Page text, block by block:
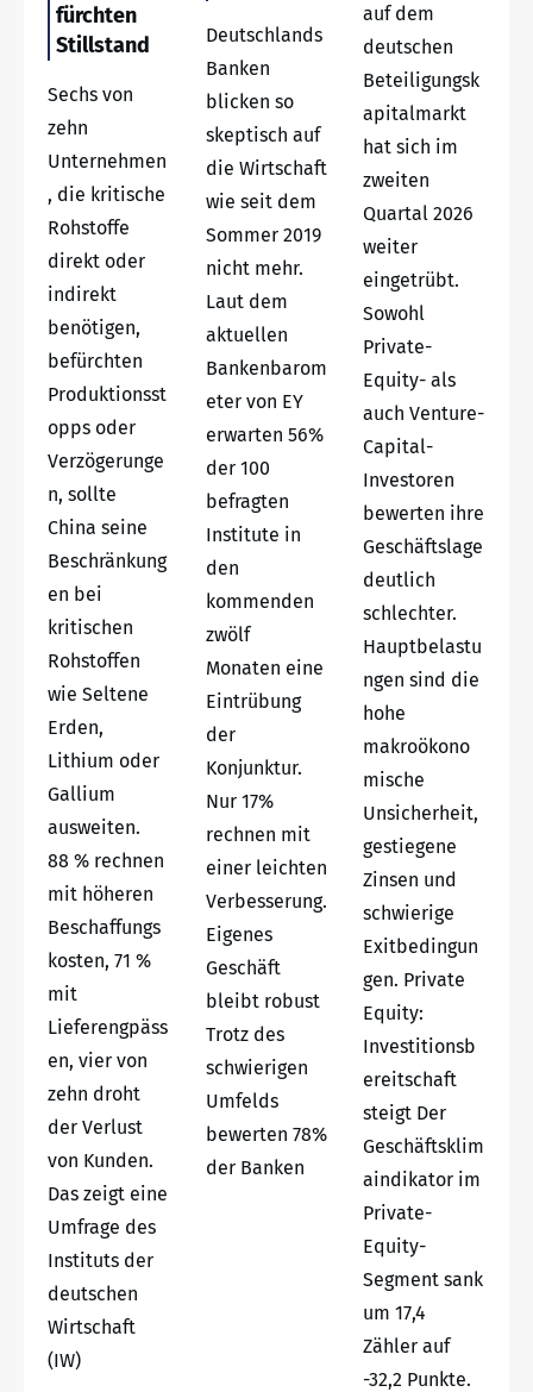
fürchten
Stillstand
Sechs von
zehn
Unternehmen
, die kritische
Rohstoffe
direkt oder
indirekt
benötigen,
befürchten
Produktionsst
opps oder
Verzögerunge
n, sollte
China seine
Beschränkung
en bei
kritischen
Rohstoffen
wie Seltene
Erden,
Lithium oder
Gallium
ausweiten.
88 % rechnen
mit höheren
Beschaffungs
kosten, 71 %
mit
Lieferengpäss
en, vier von
zehn droht
der Verlust
von Kunden.
Das zeigt eine
Umfrage des
Instituts der
deutschen
Wirtschaft
(IW)
Deutschlands
Banken
blicken so
skeptisch auf
die Wirtschaft
wie seit dem
Sommer 2019
nicht mehr.
Laut dem
aktuellen
Bankenbarom
eter von EY
erwarten 56%
der 100
befragten
Institute in
den
kommenden
zwölf
Monaten eine
Eintrübung
der
Konjunktur.
Nur 17%
rechnen mit
einer leichten
Verbesserung.
Eigenes
Geschäft
bleibt robust
Trotz des
schwierigen
Umfelds
bewerten 78%
der Banken
auf dem
deutschen
Beteiligungsk
apitalmarkt
hat sich im
zweiten
Quartal 2026
weiter
eingetrübt.
Sowohl
Private-
Equity- als
auch Venture-
Capital-
Investoren
bewerten ihre
Geschäftslage
deutlich
schlechter.
Hauptbelastu
ngen sind die
hohe
makroökono
mische
Unsicherheit,
gestiegene
Zinsen und
schwierige
Exitbedingun
gen. Private
Equity:
Investitionsb
ereitschaft
steigt Der
Geschäftsklim
aindikator im
Private-
Equity-
Segment sank
um 17,4
Zähler auf
-32,2 Punkte.